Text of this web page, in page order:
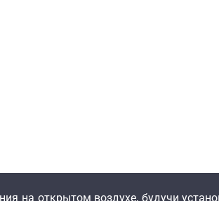
на открытом воздухе, будучи